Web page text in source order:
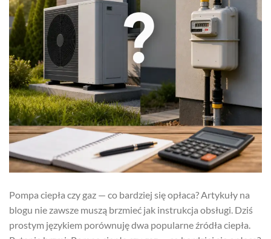
Pompa ciepła czy gaz — co bardziej się opłaca? Artykuły na
blogu nie zawsze muszą brzmieć jak instrukcja obsługi. Dziś
prostym językiem porównuję dwa popularne źródła ciepła.